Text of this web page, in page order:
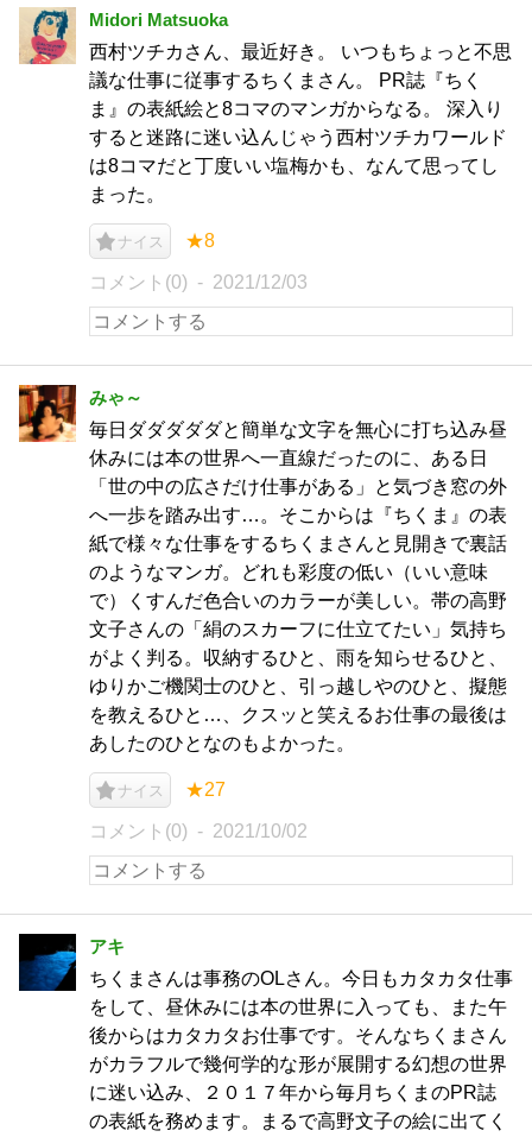
Midori Matsuoka
西村ツチカさん、最近好き。 いつもちょっと不思
議な仕事に従事するちくまさん。 PR誌『ちく
ま』の表紙絵と8コマのマンガからなる。 深入り
すると迷路に迷い込んじゃう西村ツチカワールド
は8コマだと丁度いい塩梅かも、なんて思ってし
まった。
ナイス ★8
コメント(0) 2021/12/03
みゃ～
毎日ダダダダダと簡単な文字を無心に打ち込み昼
休みには本の世界へ一直線だったのに、ある日
「世の中の広さだけ仕事がある」と気づき窓の外
へ一歩を踏み出す…。そこからは『ちくま』の表
紙で様々な仕事をするちくまさんと見開きで裏話
のようなマンガ。どれも彩度の低い（いい意味
で）くすんだ色合いのカラーが美しい。帯の高野
文子さんの「絹のスカーフに仕立てたい」気持ち
がよく判る。収納するひと、雨を知らせるひと、
ゆりかご機関士のひと、引っ越しやのひと、擬態
を教えるひと…、クスッと笑えるお仕事の最後は
あしたのひとなのもよかった。
ナイス ★27
コメント(0) 2021/10/02
アキ
ちくまさんは事務のOLさん。今日もカタカタ仕事
をして、昼休みには本の世界に入っても、また午
後からはカタカタお仕事です。そんなちくまさん
がカラフルで幾何学的な形が展開する幻想の世界
に迷い込み、２０１７年から毎月ちくまのPR誌
の表紙を務めます。まるで高野文子の絵に出てく